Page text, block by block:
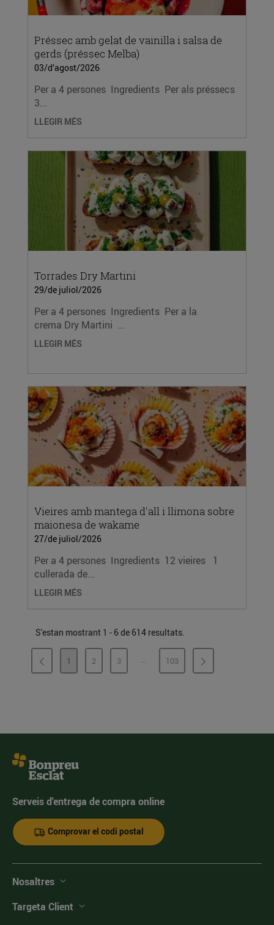
Préssec amb gelat de vainilla i salsa de
gerds (préssec Melba)
03/d’agost/2026
Per a 4 persones Ingredients Per als préssecs
3...
LLEGIR MÉS
Torrades Dry Martini
29/de juliol/2026
Per a 4 persones Ingredients Per a la
crema Dry Martini ...
LLEGIR MÉS
Vieires amb mantega d'all i llimona sobre
maionesa de wakame
27/de juliol/2026
Per a 4 persones Ingredients 12 vieires 1
cullerada de...
LLEGIR MÉS
S'estan mostrant 1 - 6 de 614 resultats.
PÀGINA
1 PÀGINA
2 PÀGINA
3 ...PÀGINES INTERMÈDIES
PÀGINA
103
Serveis d'entrega de compra online
Comprovar el codi postal
Nosaltres
Targeta Client